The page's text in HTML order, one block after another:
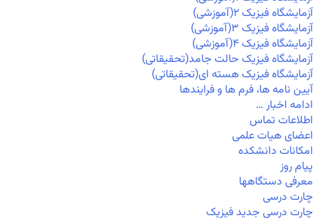
آزمایشگاه فیزیک ۲(آموزشی)
آزمایشگاه فیزیک ۳(آموزشی)
آزمایشگاه فیزیک ۴(آموزشی)
آزمایشگاه فیزیک حالت جامد(تحقیقاتی)
آزمایشگاه فیزیک هسته ای(تحقیقاتی)
آیین نامه ها، فرم ها و فرایندها
ادامه اخبار …
اطلاعات تماس
اعضای هیات علمی
امکانات دانشکده
پیام روز
معرفی دستگاهها
چارت درسی
چارت درسی جدید فیزیک